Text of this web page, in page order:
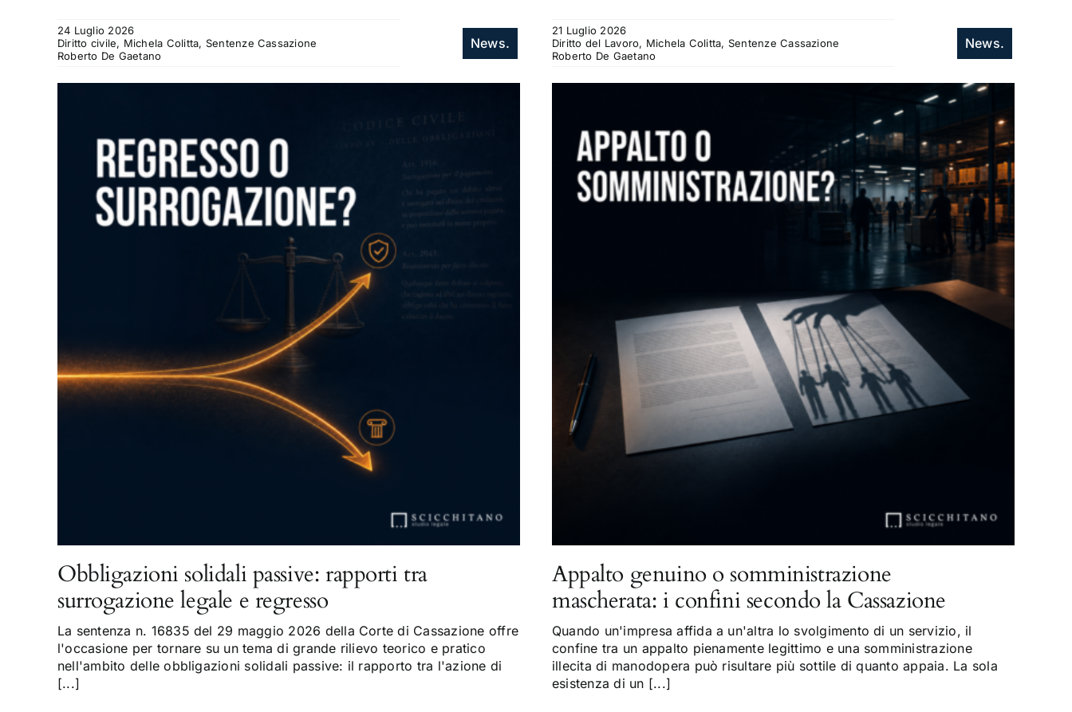
24 Luglio 2026
Diritto civile, Michela Colitta, Sentenze Cassazione
Roberto De Gaetano
News.
Obbligazioni solidali passive: rapporti tra
surrogazione legale e regresso
La sentenza n. 16835 del 29 maggio 2026 della Corte di Cassazione offre
l'occasione per tornare su un tema di grande rilievo teorico e pratico
nell'ambito delle obbligazioni solidali passive: il rapporto tra l'azione di
[...]
21 Luglio 2026
Diritto del Lavoro, Michela Colitta, Sentenze Cassazione
Roberto De Gaetano
News.
Appalto genuino o somministrazione
mascherata: i confini secondo la Cassazione
Quando un'impresa affida a un'altra lo svolgimento di un servizio, il
confine tra un appalto pienamente legittimo e una somministrazione
illecita di manodopera può risultare più sottile di quanto appaia. La sola
esistenza di un [...]